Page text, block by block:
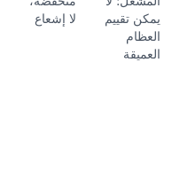
يمكن تقييم
العظام
العميقة
لا إشعاع